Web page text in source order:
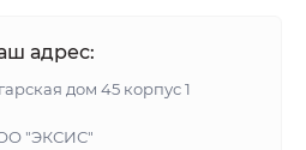
адрес:
дом 45 корпус 1
"ЭКСИС"